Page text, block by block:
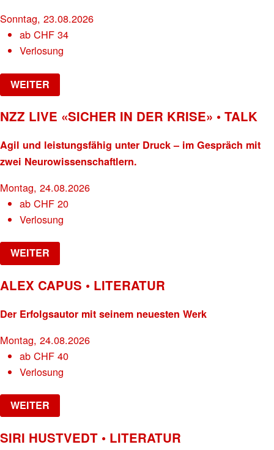
Sonntag, 23.08.2026
abCHF 34
Verlosung
WEITER
NZZ LIVE «SICHER IN DER KRISE» • TALK
Agil und leistungsfähig unter Druck – im Gespräch mit
zwei Neurowissenschaftlern.
Montag, 24.08.2026
abCHF 20
Verlosung
WEITER
ALEX CAPUS • LITERATUR
Der Erfolgsautor mit seinem neuesten Werk
Montag, 24.08.2026
abCHF 40
Verlosung
WEITER
SIRI HUSTVEDT • LITERATUR